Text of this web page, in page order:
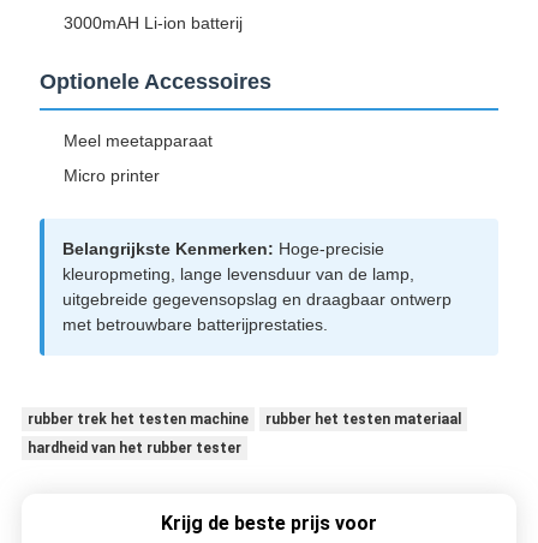
3000mAH Li-ion batterij
Optionele Accessoires
Meel meetapparaat
Micro printer
Belangrijkste Kenmerken: Hoge-precisie
kleuropmeting, lange levensduur van de lamp,
uitgebreide gegevensopslag en draagbaar ontwerp
met betrouwbare batterijprestaties.
rubber trek het testen machine
rubber het testen materiaal
hardheid van het rubber tester
Krijg de beste prijs voor